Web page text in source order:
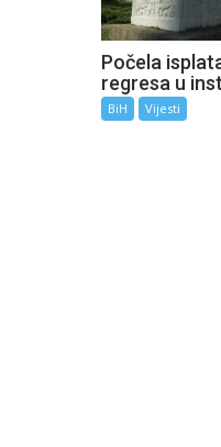
Počela
regresa u
BiH Vijesti